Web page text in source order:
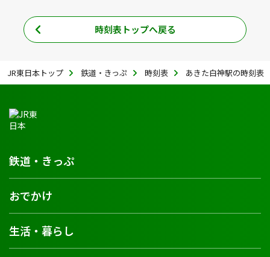
時刻表トップへ戻る
JR東日本トップ 鉄道・きっぷ 時刻表 あきた白神駅の時刻表
鉄道・きっぷ
おでかけ
生活・暮らし